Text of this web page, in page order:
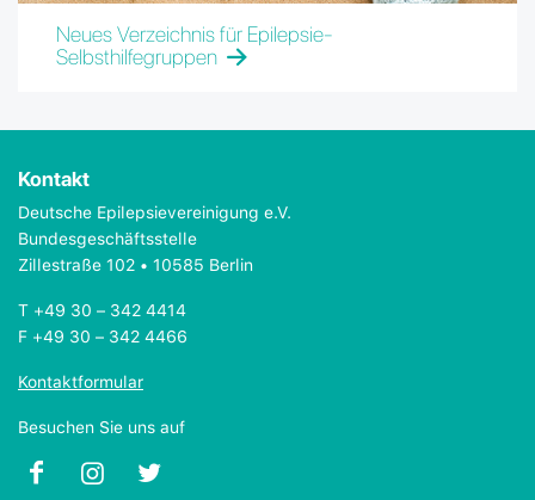
Neues Verzeichnis für Epilepsie-
Selbsthilfegruppen
Kontakt
Deutsche Epilepsievereinigung e.V.
Bundesgeschäftsstelle
Zillestraße 102 • 10585 Berlin
T +49 30 – 342 4414
F +49 30 – 342 4466
Kontaktformular
Besuchen Sie uns auf